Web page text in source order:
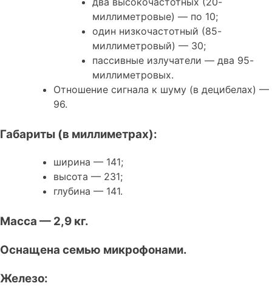
миллиметровые) — по 10;
один низкочастотный (85-
миллиметровый) — 30;
пассивные излучатели — два 95-
миллиметровых.
Отношение сигнала к шуму (в децибелах) —
96.
Габариты (в миллиметрах):
ширина — 141;
высота — 231;
глубина — 141.
Масса — 2,9 кг.
Оснащена семью микрофонами.
Железо: